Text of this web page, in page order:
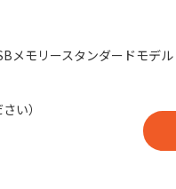
メモリースタンダードモデル
い）